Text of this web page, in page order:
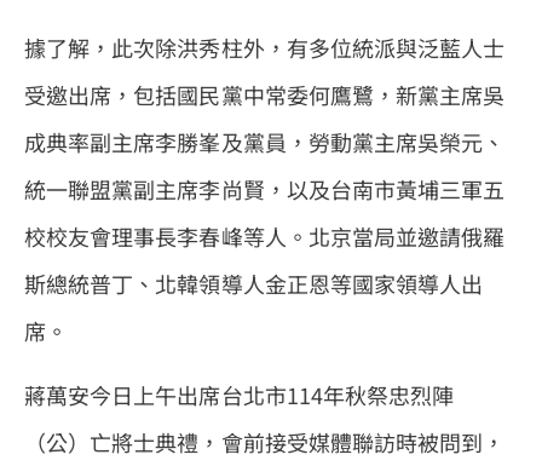
據了解，此次除洪秀柱外，有多位統派與泛藍人士
受邀出席，包括國民黨中常委何鷹鷺，新黨主席吳
成典率副主席李勝峯及黨員，勞動黨主席吳榮元、
統一聯盟黨副主席李尚賢，以及台南市黃埔三軍五
校校友會理事長李春峰等人。北京當局並邀請俄羅
斯總統普丁、北韓領導人金正恩等國家領導人出
席。
蔣萬安今日上午出席台北市114年秋祭忠烈陣
（公）亡將士典禮，會前接受媒體聯訪時被問到，